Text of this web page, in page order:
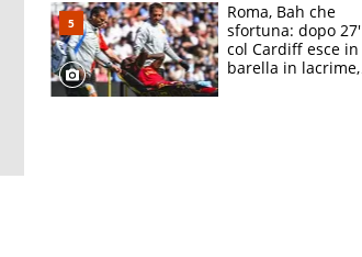
Roma, Bah che
sfortuna: dopo 27'
col Cardiff esce in
barella in lacrime,